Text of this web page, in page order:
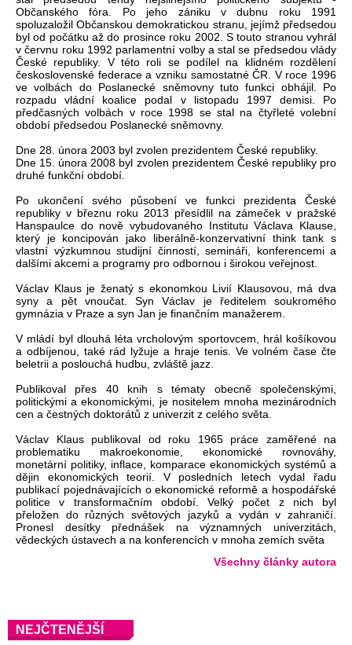
Občanského fóra. Po jeho zániku v dubnu roku 1991
spoluzaložil Občanskou demokratickou stranu, jejímž předsedou
byl od počátku až do prosince roku 2002. S touto stranou vyhrál
v červnu roku 1992 parlamentní volby a stal se předsedou vlády
České republiky. V této roli se podílel na klidném rozdělení
československé federace a vzniku samostatné ČR. V roce 1996
ve volbách do Poslanecké sněmovny tuto funkci obhájil. Po
rozpadu vládní koalice podal v listopadu 1997 demisi. Po
předčasných volbách v roce 1998 se stal na čtyřleté volební
období předsedou Poslanecké sněmovny.
Dne 28. února 2003 byl zvolen prezidentem České republiky.
Dne 15. února 2008 byl zvolen prezidentem České republiky pro
druhé funkční období.
Po ukončení svého působení ve funkci prezidenta České
republiky v březnu roku 2013 přesídlil na zámeček v pražské
Hanspaulce do nově vybudovaného Institutu Václava Klause,
který je koncipován jako liberálně-konzervativní think tank s
vlastní výzkumnou studijní činností, semináři, konferencemi a
dalšími akcemi a programy pro odbornou i širokou veřejnost.
Václav Klaus je ženatý s ekonomkou Livií Klausovou, má dva
syny a pět vnoučat. Syn Václav je ředitelem soukromého
gymnázia v Praze a syn Jan je finančním manažerem.
V mládí byl dlouhá léta vrcholovým sportovcem, hrál košíkovou
a odbíjenou, také rád lyžuje a hraje tenis. Ve volném čase čte
beletrii a poslouchá hudbu, zvláště jazz.
Publikoval přes 40 knih s tématy obecně společenskými,
politickými a ekonomickými, je nositelem mnoha mezinárodních
cen a čestných doktorátů z univerzit z celého světa.
Václav Klaus publikoval od roku 1965 práce zaměřené na
problematiku makroekonomie, ekonomické rovnováhy,
monetární politiky, inflace, komparace ekonomických systémů a
dějin ekonomických teorií. V posledních letech vydal řadu
publikací pojednávajících o ekonomické reformě a hospodářské
politice v transformačním období. Velký počet z nich byl
přeložen do různých světových jazyků a vydán v zahraničí.
Pronesl desítky přednášek na významných univerzitách,
vědeckých ústavech a na konferencích v mnoha zemích světa
Všechny články autora
NEJČTENĚJŠÍ